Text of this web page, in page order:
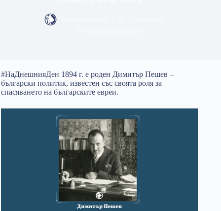
#НаДнешнияДен 1894 г. e роден Димитър Пешев –
български политик, известен със своята роля за
спасяването на българските евреи.